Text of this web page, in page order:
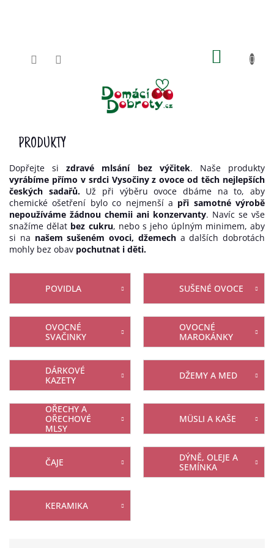
S
T
R
A
N
N
Í
A
E
L
PRODUKTY
Dopřejte sizdravé mlsání bez výčitek. Naše produkty
vyrábíme přímo v srdci Vysočiny z ovoce od těch nejlepších
českých sadařů.Už při výběru ovoce dbáme na to, aby
chemické ošetření bylo co nejmenší a při samotné výrobě
nepoužíváme žádnou chemii ani konzervanty. Navíc se vše
snažíme dělat bez cukru, nebo s jeho úplným minimem, aby
si na našem sušeném ovoci, džemecha dalších dobrotách
mohly bez obav pochutnat i děti.
POVIDLA SUŠENÉ OVOCE
OVOCNÉ
SVAČINKY
OVOCNÉ
MAROKÁNKY
DÁRKOVÉ
KAZETY
DŽEMY A MED
OŘECHY A
OŘECHOVÉ
MLSY
MÜSLI A KAŠE
ČAJE
DÝNĚ, OLEJE A
SEMÍNKA
KERAMIKA